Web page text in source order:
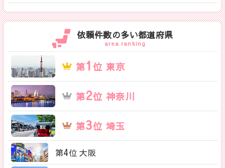
依頼件数の多い都道府県
area ranking
第1 位 東京
第2位 神奈川
第3位 埼玉
第4位 大阪